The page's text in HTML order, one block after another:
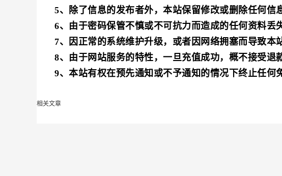
5、除了信息的发布者外，本站保留修改或删除任何信
6、由于密码保管不慎或不可抗力而造成的任何资料丢
7、因正常的系统维护升级，或者因网络拥塞而导致本
8、由于网站服务的特性，一旦充值成功，概不接受退
9、本站有权在预先通知或不予通知的情况下终止任何
相关文章